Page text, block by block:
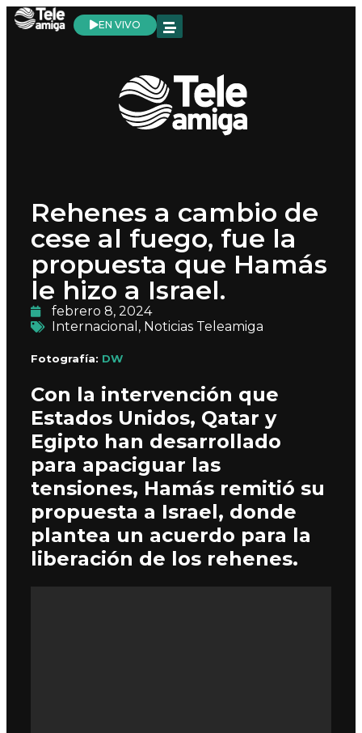
EN VIVO
Rehenes a cambio de
cese al fuego, fue la
propuesta que Hamás
le hizo a Israel.
febrero 8, 2024
Internacional , Noticias Teleamiga
Fotografía: DW
Con la intervención que
Estados Unidos, Qatar y
Egipto han desarrollado
para apaciguar las
tensiones, Hamás remitió su
propuesta a Israel, donde
plantea un acuerdo para la
liberación de los rehenes.